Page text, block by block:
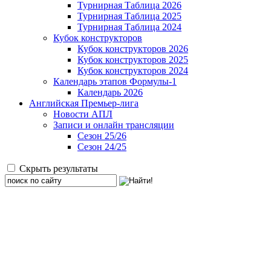
Турнирная Таблица 2026
Турнирная Таблица 2025
Турнирная Таблица 2024
Кубок конструкторов
Кубок конструкторов 2026
Кубок конструкторов 2025
Кубок конструкторов 2024
Календарь этапов Формулы-1
Календарь 2026
Английская Премьер-лига
Новости АПЛ
Записи и онлайн трансляции
Сезон 25/26
Сезон 24/25
Скрыть результаты